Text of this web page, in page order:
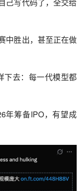
中胜出，甚至正在做
下去：每一代模型都
年筹备IPO，有望成